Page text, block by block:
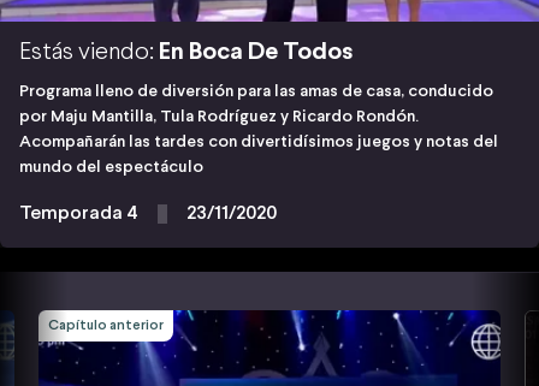
Estás viendo: En Boca De Todos
Programa lleno de diversión para las amas de casa, conducido
por Maju Mantilla, Tula Rodríguez y Ricardo Rondón.
Acompañarán las tardes con divertidísimos juegos y notas del
mundo del espectáculo
Temporada 4 23/11/2020
Capítulo anterior